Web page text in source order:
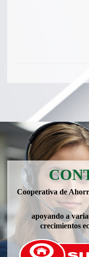
Cooperativa de
apoyando a
crecimientos